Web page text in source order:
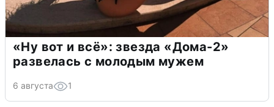
«Ну вот и всё»: звезда «Дома-2»
развелась с молодым мужем
6 августа 1